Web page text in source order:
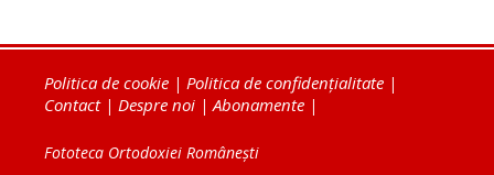
Politica de cookie | Politica de confidențialitate |
Contact| Despre noi | Abonamente |
Fototeca Ortodoxiei Românești